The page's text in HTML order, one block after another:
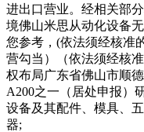
进出口营业。经相关部
境佛山米思从动化设备
您参考，(依法须经核准
营勾当）（依法须经核
权布局广东省佛山市顺
A200之一（居处申报）
设备及其配件、模具、
器;